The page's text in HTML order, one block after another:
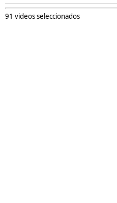
91 videos seleccionados